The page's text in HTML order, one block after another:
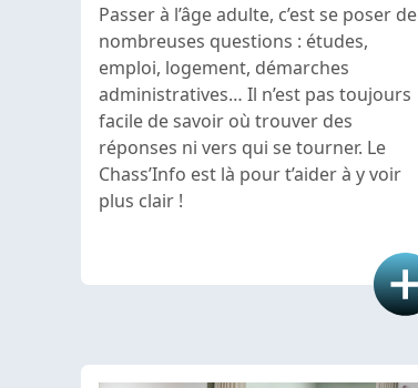
Passer à l’âge adulte, c’est se poser de
nombreuses questions : études,
emploi, logement, démarches
administratives… Il n’est pas toujours
facile de savoir où trouver des
réponses ni vers qui se tourner. Le
Chass’Info est là pour t’aider à y voir
plus clair !